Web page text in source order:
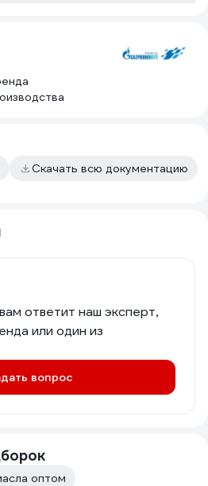
Скачать всю документацию
ответит наш эксперт,
или один из
вопрос
оптом